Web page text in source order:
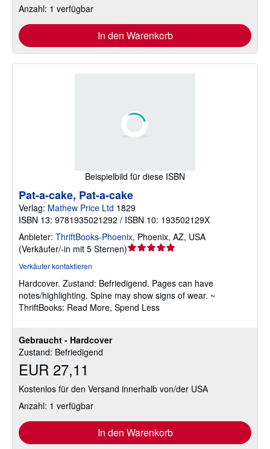
Anzahl: 1 verfügbar
In den Warenkorb
Beispielbild für diese ISBN
Gebraucht - Hardcover
Zustand: Befriedigend
EUR 27,11
Kostenlos für den Versand innerhalb von/der USA
Anzahl: 1 verfügbar
In den Warenkorb
Pat-a-cake, Pat-a-cake
Verlag: Mathew Price Ltd 1829
ISBN 13: 9781935021292 / ISBN 10: 193502129X
Anbieter: ThriftBooks-Phoenix, Phoenix, AZ, USA
(Verkäufer/-in mit 5 Sternen)Verkäuferbewertung
5
Sternen
Verkäufer kontaktieren
Hardcover. Zustand: Befriedigend. Pages can have
notes/highlighting. Spine may show signs of wear. ~
ThriftBooks: Read More, Spend Less